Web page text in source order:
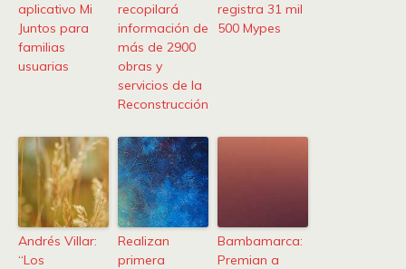
aplicativo Mi
Juntos para
familias
usuarias
recopilará
información de
más de 2900
obras y
servicios de la
Reconstrucción
registra 31 mil
500 Mypes
Andrés Villar:
“Los
Realizan
primera
Bambamarca:
Premian a